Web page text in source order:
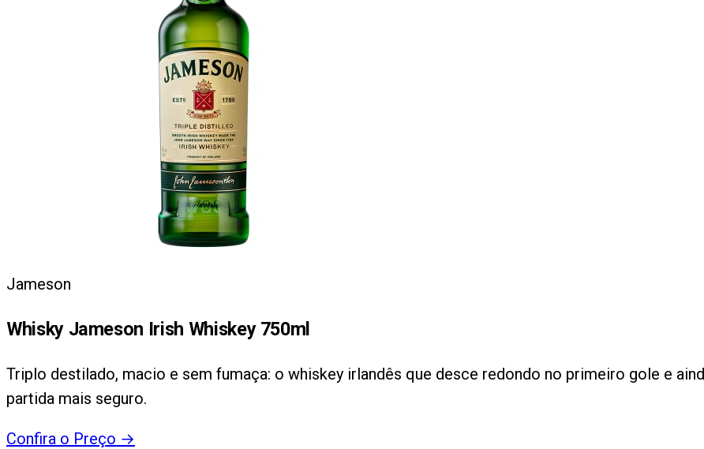
Jameson
Whisky Jameson Irish Whiskey 750ml
Triplo destilado, macio e sem fumaça: o whiskey irlandês que desce redondo no primeiro gole e
partida mais seguro.
Confira o Preço →